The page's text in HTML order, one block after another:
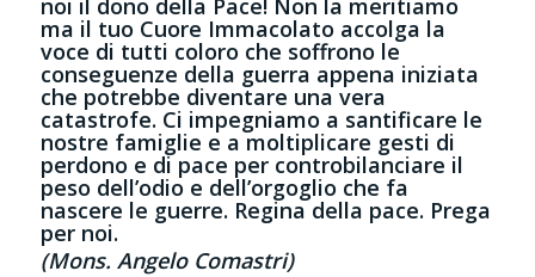
noi il dono della Pace! Non la meritiamo
ma il tuo Cuore Immacolato accolga la
voce di tutti coloro che soffrono le
conseguenze della guerra appena iniziata
che potrebbe diventare una vera
catastrofe. Ci impegniamo a santificare le
nostre famiglie e a moltiplicare gesti di
perdono e di pace per controbilanciare il
peso dell’odio e dell’orgoglio che fa
nascere le guerre. Regina della pace. Prega
per noi.
(Mons. Angelo Comastri)